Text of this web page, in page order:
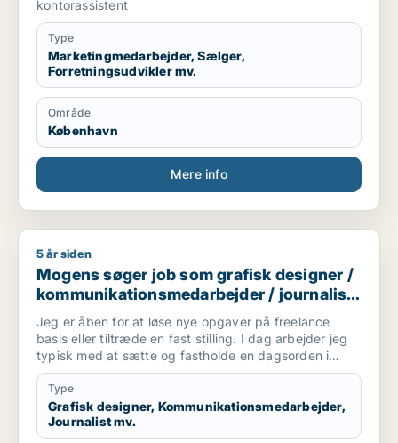
kontorassistent
Type
Marketingmedarbejder, Sælger,
Forretningsudvikler mv.
Område
København
Mere info
Mogens søger job som grafisk designer /
5 år siden
Mogens søger job som grafisk designer /
kommunikationsmedarbejder / journalist
/ marketingmedarbejder /
forretningsudvikler
Jeg er åben for at løse nye opgaver på freelance
basis eller tiltræde en fast stilling. I dag arbejder jeg
typisk med at sætte og fastholde en dagsorden i
mediebilledet og involvere det politiske system (PA).
Jeg leverer presse kits, skriver taler og leverer artikler
med grafik og fotos til print og digitale medier. Jeg er
certificeret som digital koordinator med fokus på
Google Analytics, SoMe og SEO.
Type
Grafisk designer, Kommunikationsmedarbejder,
Journalist mv.